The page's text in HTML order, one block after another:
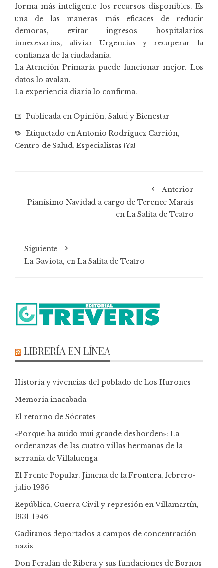
forma más inteligente los recursos disponibles. Es
una de las maneras más eficaces de reducir
demoras, evitar ingresos hospitalarios
innecesarios, aliviar Urgencias y recuperar la
confianza de la ciudadanía.
La Atención Primaria puede funcionar mejor. Los
datos lo avalan.
La experiencia diaria lo confirma.
Publicada en Opinión, Salud y Bienestar
Etiquetado enAntonio Rodríguez Carrión,
Centro de Salud, Especialistas ¡Ya!
Anterior
Pianísimo Navidad a cargo de Terence Marais
en La Salita de Teatro
Siguiente
La Gaviota, en La Salita de Teatro
LIBRERÍA EN LÍNEA
Historia y vivencias del poblado de Los Hurones
Memoria inacabada
El retorno de Sócrates
«Porque ha auido mui grande deshorden»: La
ordenanzas de las cuatro villas hermanas de la
serranía de Villaluenga
El Frente Popular. Jimena de la Frontera, febrero-
julio 1936
República, Guerra Civil y represión en Villamartín,
1931-1946
Gaditanos deportados a campos de concentración
nazis
Don Perafán de Ribera y sus fundaciones de Bornos